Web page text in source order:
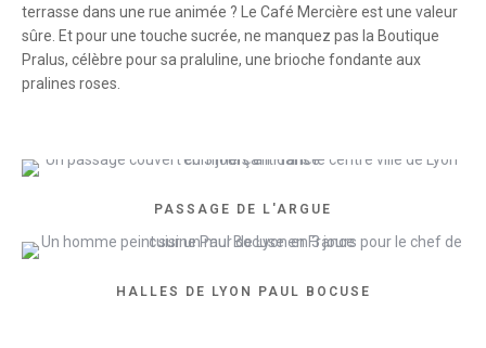
terrasse dans une rue animée ? Le Café Mercière est une valeur
sûre. Et pour une touche sucrée, ne manquez pas la Boutique
Pralus, célèbre pour sa praluline, une brioche fondante aux
pralines roses.
PASSAGE DE L'ARGUE
HALLES DE LYON PAUL BOCUSE